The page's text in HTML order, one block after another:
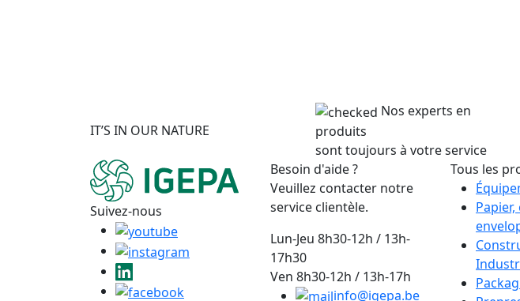
IT’S IN OUR NATURE
Nos experts en
produits
sont toujours à votre service
Suivez-nous
Besoin d'aide ?
Veuillez contacter notre
service clientèle.
Lun-Jeu 8h30-12h / 13h-
17h30
Ven 8h30-12h / 13h-17h
info@igepa.be
Tous les